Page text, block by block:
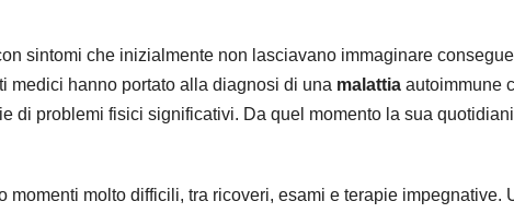
sintomi che inizialmente non lasciavano immaginare
medici hanno portato alla diagnosi di una malattia autoimmune
di problemi fisici significativi. Da quel momento la sua
momenti molto difficili, tra ricoveri, esami e terapie impegnative.